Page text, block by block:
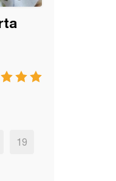
19